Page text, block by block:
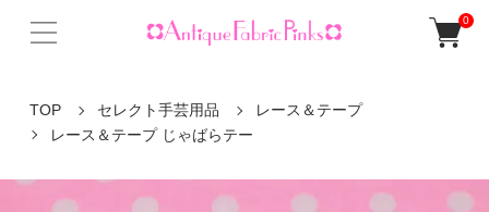
0
TOP セレクト手芸用品
レース＆テープ
レース＆テープ じゃばらテー